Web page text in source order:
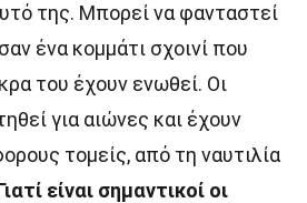
της. Μπορεί να φανταστεί
ένα κομμάτι σχοινί που
του έχουν ενωθεί. Οι
για αιώνες και έχουν
τομείς, από τη ναυτιλία
είναι σημαντικοί οι